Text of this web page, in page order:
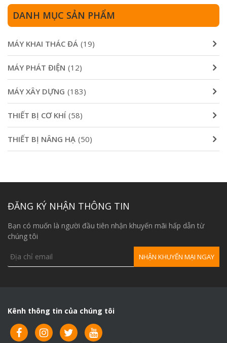
11,000,000₫.
DANH MỤC SẢN PHẨM
MÁY KHAI THÁC ĐÁ (19)
MÁY PHÁT ĐIỆN (12)
MÁY XÂY DỰNG (183)
THIẾT BỊ CƠ KHÍ (58)
THIẾT BỊ NÂNG HẠ (50)
ĐĂNG KÝ NHẬN THÔNG TIN
Bạn có muốn là người đầu tiên nhận khuyến mãi hấp dẫn từ
chúng tôi
Kênh thông tin của chúng tôi